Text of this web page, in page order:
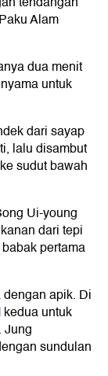
Alam
dua menit
untuk
dari sayap
lalu disambut
sudut bawah
Ui-young
dari tepi
pertama
apik. Di
kedua untuk
Jung
sundulan